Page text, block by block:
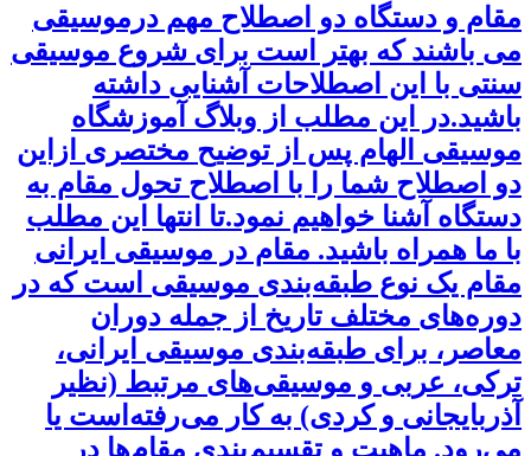
مقام و دستگاه دو اصطلاح مهم درموسیقی
می باشند که بهتر است برای شروع موسیقی
سنتی با این اصطلاحات آشنایی داشته
باشید.در این مطلب از وبلاگ آموزشگاه
موسیقی الهام پس از توضیح مختصری ازاین
دو اصطلاح شما را با اصطلاح تحول مقام به
دستگاه آشنا خواهیم نمود.تا انتها این مطلب
با ما همراه باشید. مقام در موسیقی ایرانی
مقام یک نوع طبقه‌بندی موسیقی است که در
دوره‌های مختلف تاریخ از جمله دوران
معاصر، برای طبقه‌بندی موسیقی ایرانی،
ترکی، عربی و موسیقی‌های مرتبط (نظیر
آذربایجانی و کردی) به کار می‌رفته‌است یا
می‌رود. ماهیت و تقسیم‌بندی مقام‌ها در